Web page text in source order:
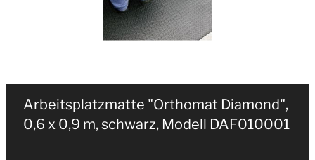
Arbeitsplatzmatte "Orthomat Diamond",
0,6 x 0,9 m, schwarz, Modell DAF010001